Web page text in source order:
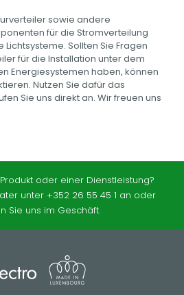
sowie andere
für die Stromverteilung
Sollten Sie Fragen
für die Installation unter dem
Energiesystemen haben, können
Nutzen Sie dafür das
Sie uns direkt an. Wir freuen uns
oder einer Dienstleistung?
unter +352 26 55 45 1 an oder
Sie uns im Geschäft.